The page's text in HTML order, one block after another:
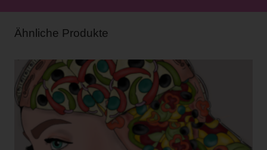
Ähnliche Produkte